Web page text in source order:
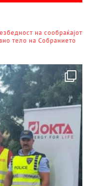
на сообраќајот
тело на Собранието